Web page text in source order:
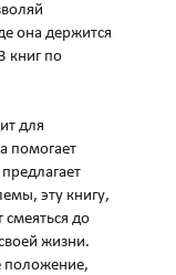
она держится
книг по
для
помогает
эту книгу,
смеяться до
жизни.
положение,